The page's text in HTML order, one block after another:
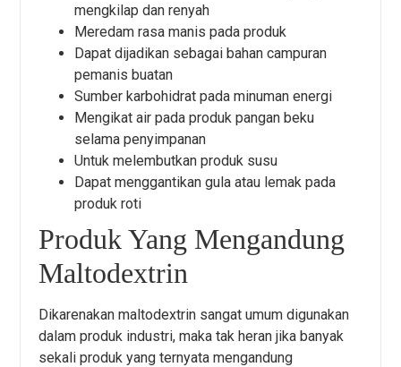
mengkilap dan renyah
Meredam rasa manis pada produk
Dapat dijadikan sebagai bahan campuran
pemanis buatan
Sumber karbohidrat pada minuman energi
Mengikat air pada produk pangan beku
selama penyimpanan
Untuk melembutkan produk susu
Dapat menggantikan gula atau lemak pada
produk roti
Produk Yang Mengandung
Maltodextrin
Dikarenakan maltodextrin sangat umum digunakan
dalam produk industri, maka tak heran jika banyak
sekali produk yang ternyata mengandung